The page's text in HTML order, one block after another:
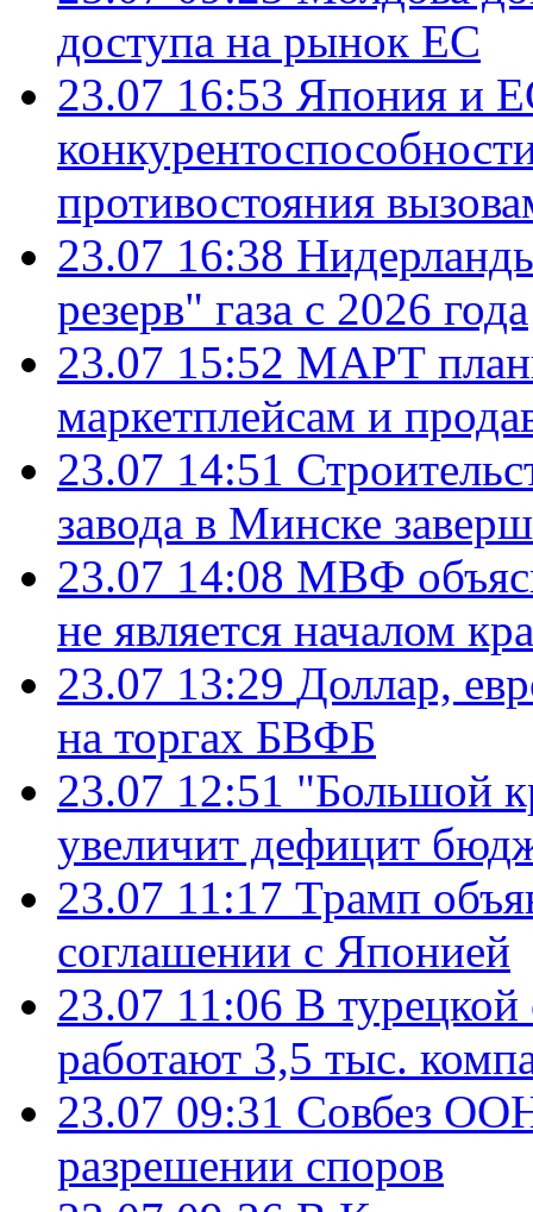
доступа на рынок ЕС
23.07 16:53 Япония и
противостояния
23.07 16:38
резерв" газа с 2026 года
23.07 15:52 МАРТ
маркетплейсам и
23.07 14:51
завода в Минске
23.07 14:08 МВФ
не является началом
23.07 13:29 Доллар,
на торгах БВФБ
23.07 12:51 "Большой
увеличит дефицит
23.07 11:17 Трамп
соглашении с Японией
23.07 11:06 В
работают 3,5 тыс.
23.07 09:31 Совбез
разрешении споров